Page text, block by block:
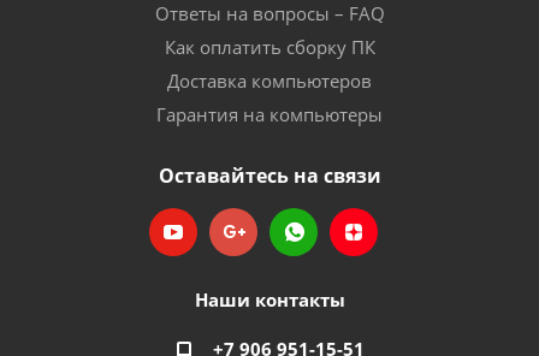
Ответы на вопросы – FAQ
Как оплатить сборку ПК
Доставка компьютеров
Гарантия на компьютеры
Оставайтесь на связи
Наши контакты
+7 906 951-15-51